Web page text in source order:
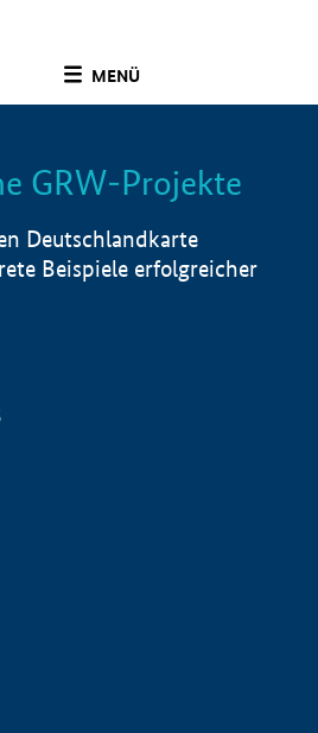
MENÜ
Info
GRW-Projekte
Deutschlandkarte
Beispiele erfolgreicher